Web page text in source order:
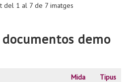
del 1 al 7 de 7 imatges
demo
Mida Tipus